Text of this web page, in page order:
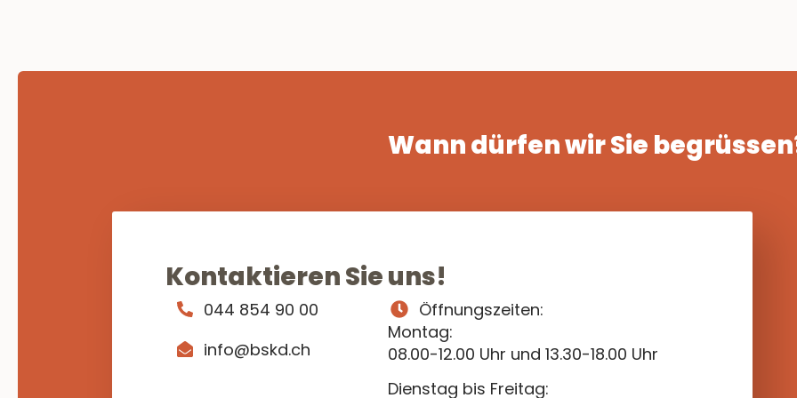
Wann dürfen wir Sie
Kontaktieren Sie uns!
044 854 90 00
info@bskd.ch
Öffnungszeiten:
Montag:
08.00-12.00 Uhr und 13.30-18.00 Uhr
Dienstag bis Freitag: